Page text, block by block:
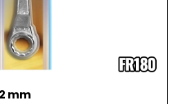
aramado rose